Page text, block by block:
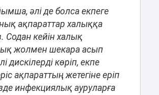
әлі де болса екпеге
ақпараттар халыққа
Содан кейін халық
жолмен шекара асып
дискілерді көріп, екпе
ақпараттың жетегіне еріп
инфекциялық ауруларға